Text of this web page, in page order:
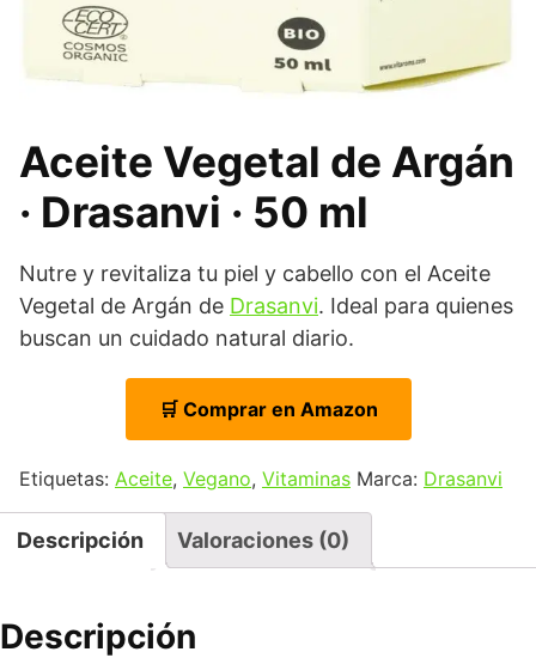
Aceite Vegetal de Argán
· Drasanvi · 50 ml
Nutre y revitaliza tu piel y cabello con el Aceite
Vegetal de Argán de Drasanvi. Ideal para quienes
buscan un cuidado natural diario.
🛒 Comprar en Amazon
Etiquetas: Aceite, Vegano, Vitaminas Marca: Drasanvi
Descripción Valoraciones (0)
Descripción